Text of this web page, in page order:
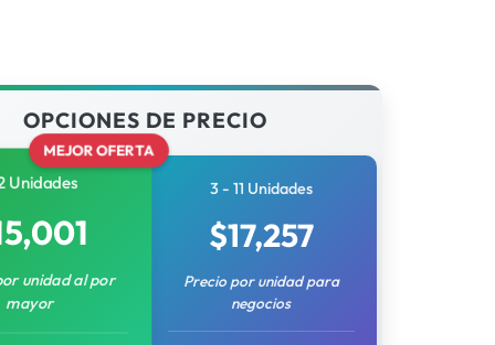
OPCIONES DE PRECIO
MEJOR OFERTA
Unidades
unidad al por
mayor
3 - 11 Unidades
$17,257
Precio por unidad para
negocios